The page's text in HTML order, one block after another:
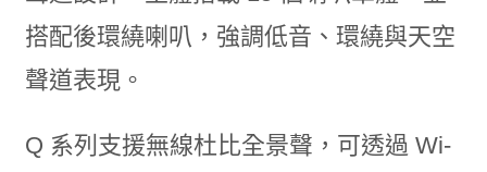
搭配後環繞喇叭，強調低音、環繞與天空
聲道表現。
Q 系列支援無線杜比全景聲，可透過 Wi-